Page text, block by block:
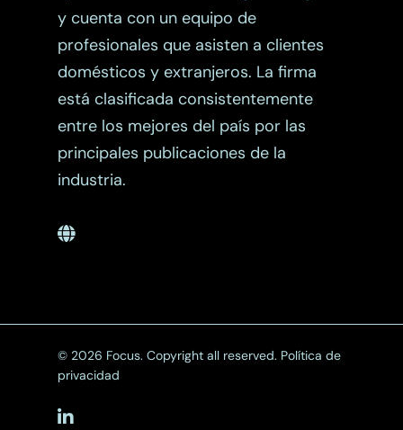
y cuenta con un equipo de
profesionales que asisten a clientes
domésticos y extranjeros. La firma
está clasificada consistentemente
entre los mejores del país por las
principales publicaciones de la
industria.
© 2026 Focus. Copyright all reserved. Política de
privacidad